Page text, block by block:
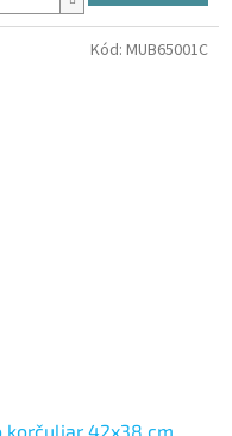
korčuliar 42x38 cm
Kód: MUB65001C